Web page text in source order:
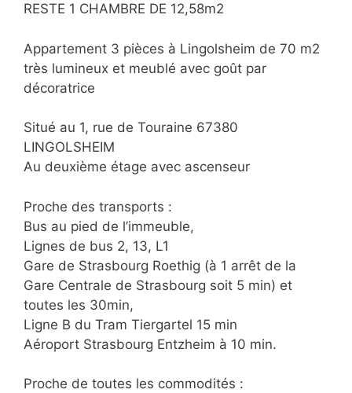
RESTE 1 CHAMBRE DE 12,58m2
Appartement 3 pièces à Lingolsheim de 70 m2
très lumineux et meublé avec goût par
décoratrice
Situé au 1, rue de Touraine 67380
LINGOLSHEIM
Au deuxième étage avec ascenseur
Proche des transports :
Bus au pied de l’immeuble,
Lignes de bus 2, 13, L1
Gare de Strasbourg Roethig (à 1 arrêt de la
Gare Centrale de Strasbourg soit 5 min) et
toutes les 30min,
Ligne B du Tram Tiergartel 15 min
Aéroport Strasbourg Entzheim à 10 min.
Proche de toutes les commodités :